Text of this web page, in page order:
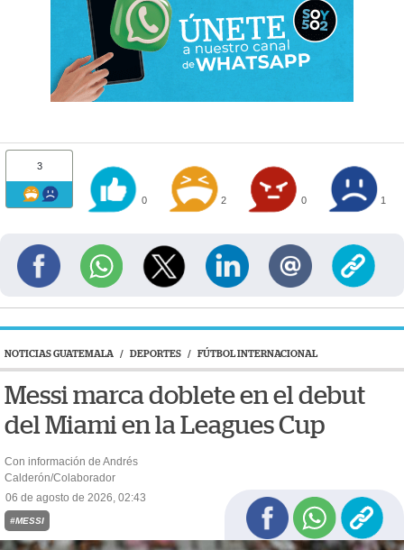
3
0 2 0 1
NOTICIAS GUATEMALA / DEPORTES / FÚTBOL INTERNACIONAL
Messi marca doblete en el debut
del Miami en la Leagues Cup
Con información de Andrés
Calderón/Colaborador
06 de agosto de 2026, 02:43
#MESSI